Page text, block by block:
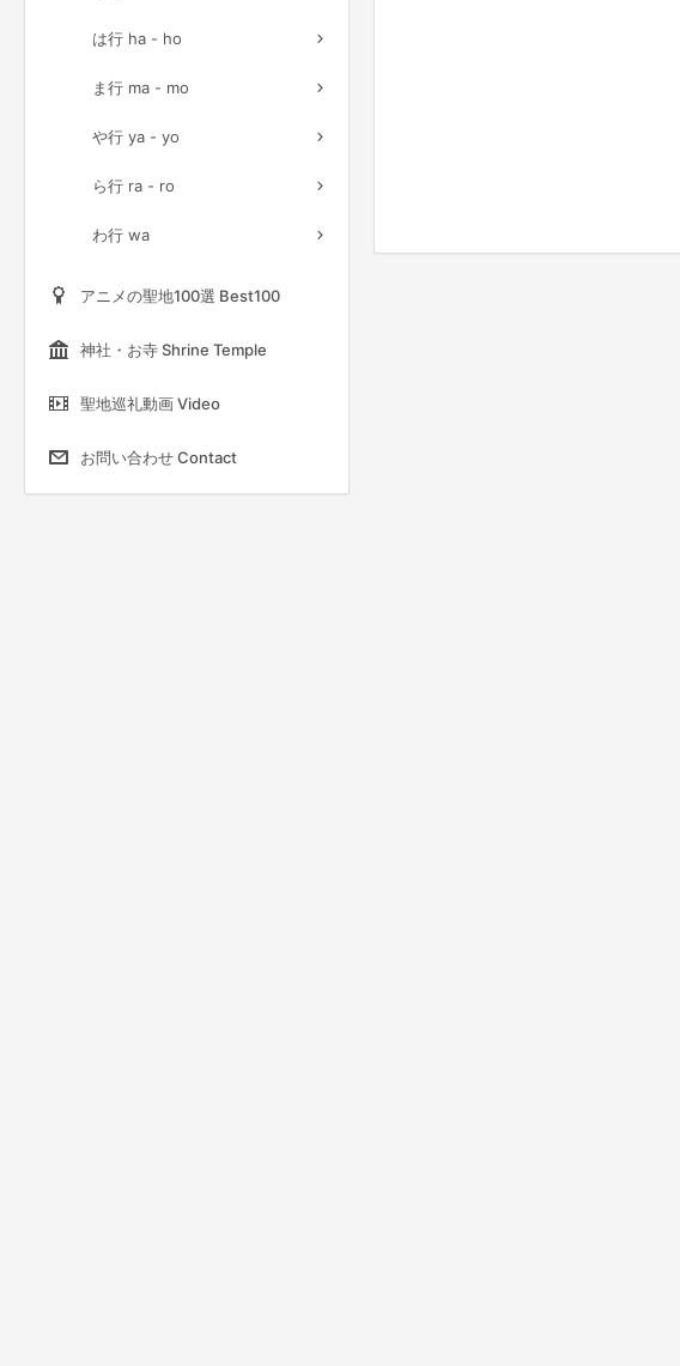
は行 ha - ho
ま行 ma - mo
や行 ya - yo
ら行 ra - ro
わ行 wa
アニメの聖地100選 Best100
神社・お寺 Shrine Temple
聖地巡礼動画 Video
お問い合わせ Contact